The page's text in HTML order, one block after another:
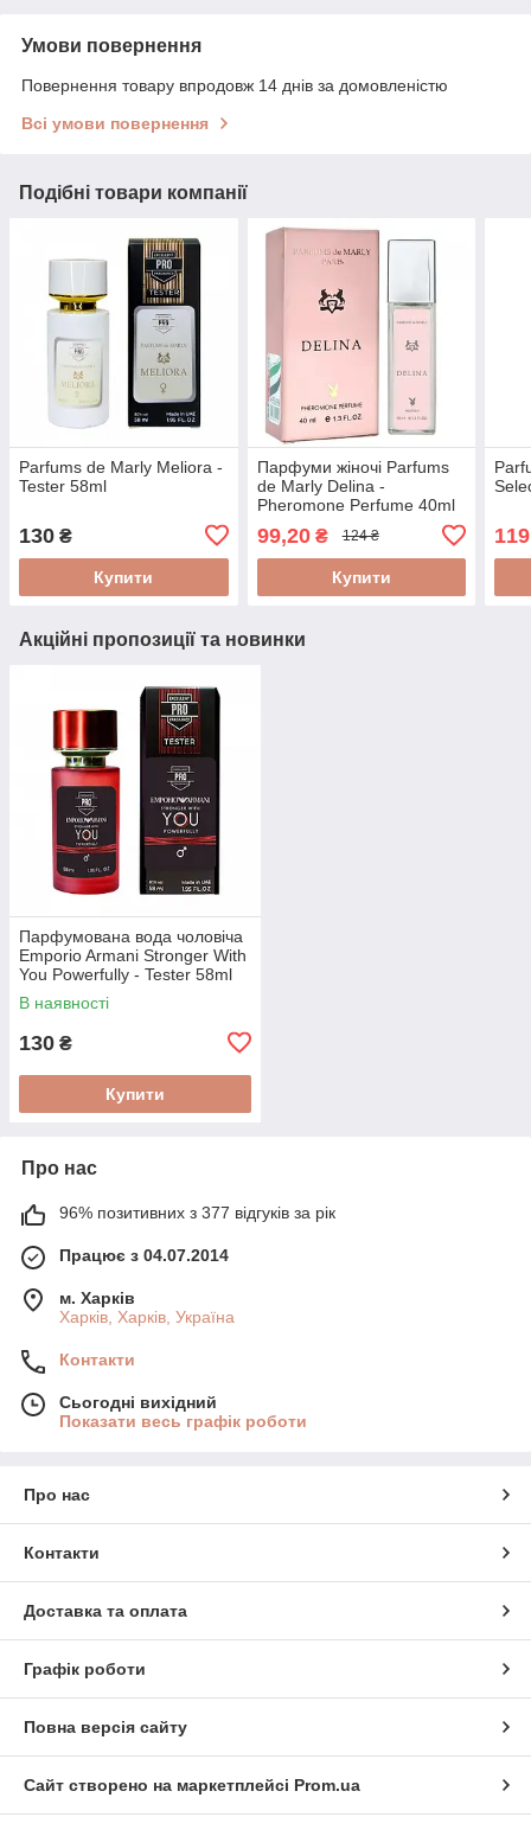
Умови повернення
Повернення товару впродовж 14 днів за домовленістю
Всі умови повернення
Подібні товари компанії
Parfums de Marly Meliora -
Tester 58ml
130 ₴
Купити
Парфуми жіночі Parfums
de Marly Delina -
Pheromone Perfume 40ml
99,20₴ 124 ₴
Купити
Акційні пропозиції та новинки
Парфумована вода чоловіча
Emporio Armani Stronger With
You Powerfully - Tester 58ml
В наявності
130 ₴
Купити
Про нас
96% позитивних з 377 відгуків за рік
Працює з 04.07.2014
м. Харків
Харків, Харків, Україна
Контакти
Сьогодні вихідний
Показати весь графік роботи
Про нас
Контакти
Доставка та оплата
Графік роботи
Повна версія сайту
Сайт створено на маркетплейсі Prom.ua